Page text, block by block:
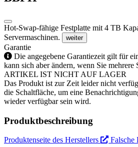
Hot-Swap-fähige Festplatte mit 4 TB
Servermaschinen.
weiter
Garantie
Die angegebene Garantiezeit gilt für
kann sich aber ändern, wenn Sie mehrere
ARTIKEL IST NICHT AUF LAGER
Das Produkt ist zur Zeit leider nicht
die Schaltfläche, um eine
wieder verfügbar sein wird.
Produktbeschreibung
Produktenseite des Herstellers Falsche